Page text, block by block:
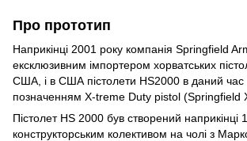
Про прототип
Наприкінці 2001 року компанія Springfield
ексклюзивним імпортером хорватських
США, і в США пістолети HS2000 в даний час
позначенням X-treme Duty pistol (Springfield
Пістолет HS 2000 був створений наприкінці
конструкторським колективом на чолі з